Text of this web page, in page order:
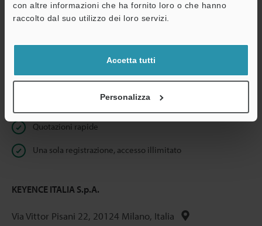
con altre informazioni che ha fornito loro o che hanno
raccolto dal suo utilizzo dei loro servizi.
Accetta tutti
Personalizza
Privacy garantita al 100% - le informazioni personali non saranno
Benefici per gli iscritti
Download istantaneo della documentazione
Quotazioni rapide
Una sola registrazione, accesso illimitato
KEYENCE ITALIA S.p.A.
Via Vittor Pisani 22, 20124 Milano, Italia